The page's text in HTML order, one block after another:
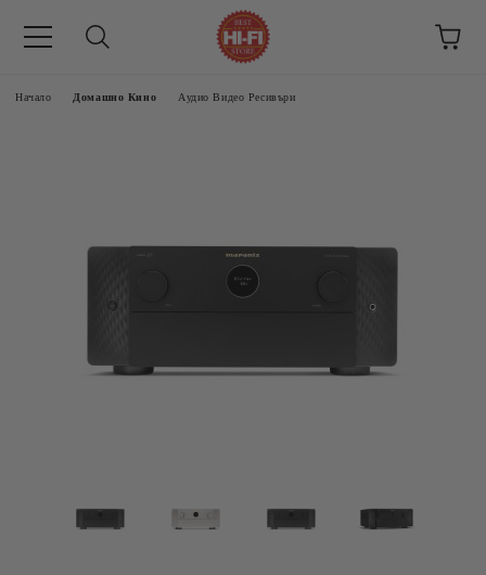
Начало Домашно Кино Аудио Видео Рeсивъри